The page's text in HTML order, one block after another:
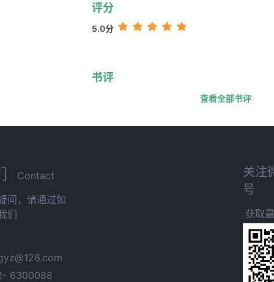
评分
5.0分
书评
查看全部书评
Contact
问，请通过如
们
6300088
关注
号
获取